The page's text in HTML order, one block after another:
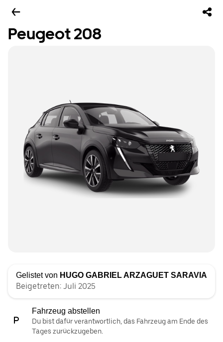
Peugeot 208
Gelistet von HUGO GABRIEL ARZAGUET SARAVIA
Beigetreten: Juli 2025
Fahrzeug abstellen
Du bist dafür verantwortlich, das Fahrzeug am Ende des
Tages zurückzugeben.